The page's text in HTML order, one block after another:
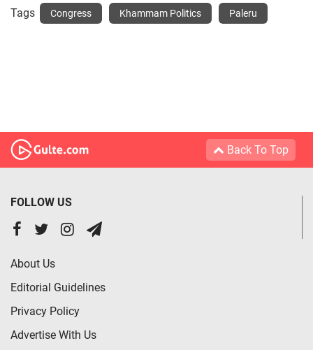
Tags Congress Khammam Politics Paleru
Back To Top
FOLLOW US
About Us
Editorial Guidelines
Privacy Policy
Advertise With Us